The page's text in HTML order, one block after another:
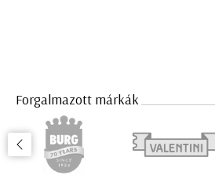
Forgalmazott márkák